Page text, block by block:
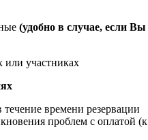
(удобно в случае, если Вы
или участниках
течение времени резервации
проблем с оплатой (к